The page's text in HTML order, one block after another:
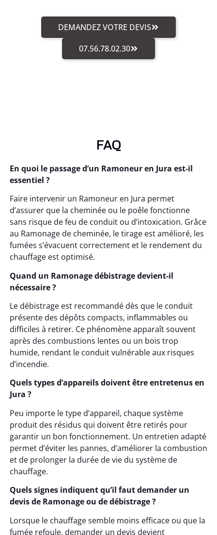
DEMANDEZ VOTRE DEVIS
07.56.78.02.30
FAQ
En quoi le passage d’un Ramoneur en Jura est-il
essentiel ?
Faire intervenir un Ramoneur en Jura permet
d’assurer que la cheminée ou le poêle fonctionne
sans risque de feu de conduit ou d’intoxication. Grâce
au Ramonage de cheminée, le tirage est amélioré, les
fumées s’évacuent correctement et le rendement du
chauffage est optimisé.
Quand un Ramonage débistrage devient-il
nécessaire ?
Le débistrage est recommandé dès que le conduit
présente des dépôts compacts, inflammables ou
difficiles à retirer. Ce phénomène apparaît souvent
après des combustions lentes ou un bois trop
humide, rendant le conduit vulnérable aux risques
d’incendie.
Quels types d’appareils doivent être entretenus en
Jura ?
Peu importe le type d’appareil, chaque système
produit des résidus qui doivent être retirés pour
garantir un bon fonctionnement. Un entretien adapté
permet d’éviter les pannes, d’améliorer la combustion
et de prolonger la durée de vie du système de
chauffage.
Quels signes indiquent qu’il faut demander un
devis de Ramonage ou de débistrage ?
Lorsque le chauffage semble moins efficace ou que la
fumée refoule, demander un devis devient